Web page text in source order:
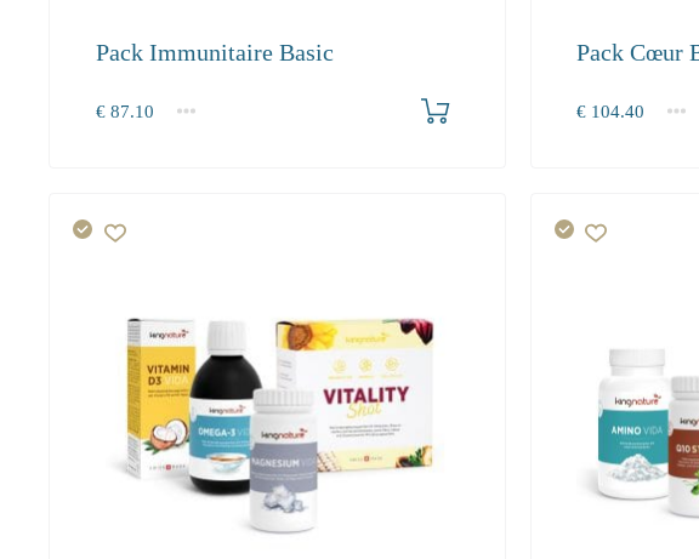
Pack Immunitaire Basic
€87.10
1+
Pack Cœur
€ 104.40
1+